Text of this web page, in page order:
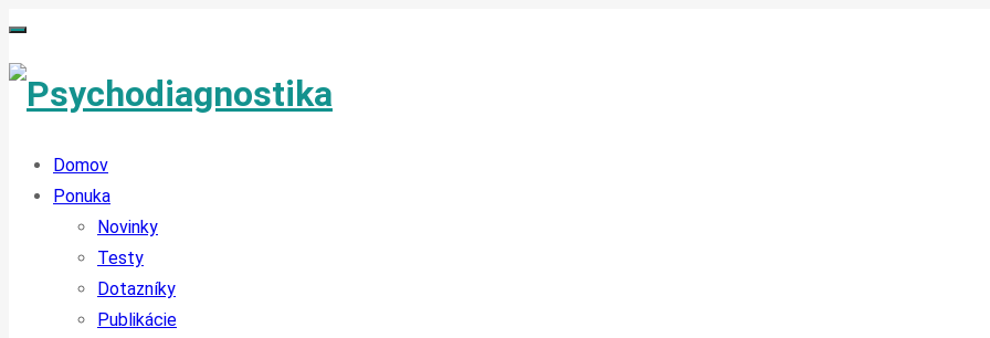
Domov
Ponuka
Novinky
Testy
Dotazníky
Publikácie